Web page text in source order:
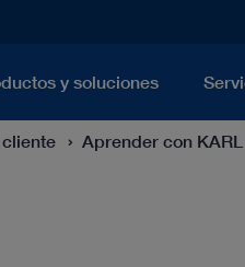
y soluciones
Aprender con KARL